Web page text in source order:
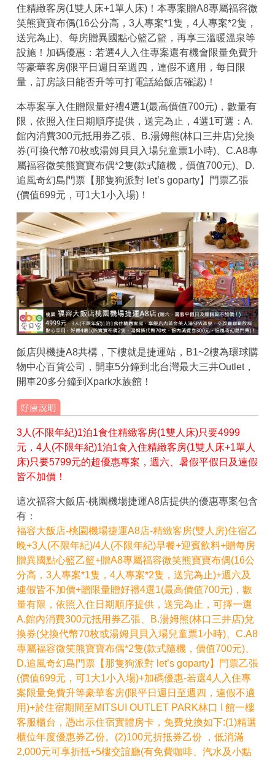
住精緻客房(1雙人床+1單人床)！本專案贈A8專屬福容微
笑熊寶寶布偶(16公分高，3人專案*1隻，4人專案*2隻，
送完為止)、每房贈異國點心籃乙籃，再享三溫暖溫泉等
設施！加碼優惠：若選4人入住專案還有機會限量免費升
等豪華客房(限平日週日至週四，連假不適用，每日限
量，訂房該日能否升等可打電話給飯店確認)！
本專案享入住贈限量好禮4選1(最高價值700元)，數量有
限，依照入住日期順序提供，送完為止，4選1可選：A.
館內消費300元抵用券乙張、B.湯姆熊(林口三井店)兌換
券(可換代幣70枚或湯姆貝貝入場兒童票1小時)、C.A8專
屬福容微笑熊寶寶布偶*2隻(款式隨機，價值700元)、D.
追風奇幻島門票【那隻狗派對 let’s goparty】門票乙張
(價值699元，可1大1小入場)！
飯店與機捷A8共構，下樓就是捷運站，B1~2樓為環球購
物中心百貨公司，開車5分鐘到北台灣最大三井Outlet，
開車20多分鐘到Xpark水族館！
3人(不限年紀)1泊1食住精緻客房(1雙人床)只要4999
元，4人(不限年紀)1泊1食入住精緻客房(1雙人床+1單人
床)只要5799元的超優惠專案，週六、暑假平假日及連假
皆不加價！
這次福容大飯店-桃園機場捷運A8店提供的優惠專案包含
有：
福容大飯店-桃園機場捷運A8店-精緻客房(雙人房)住宿乙
晚+3人(不限年紀)/4人(不限年紀)早餐+迎賓飲料+贈每房
贈異國點心籃乙籃+贈A8專屬福容微笑熊寶寶布偶(16公
分高，3人專案*1隻，4人專案*2隻，送完為止)+週六及
連假皆不加價+贈限量贈好禮4選1(最高價值700元)，數
量有限，依照入住日期順序提供，送完為止，可擇一選
A.館內消費300元抵用券乙張、B.湯姆熊(林口三井店)兌
換券(兌換代幣70枚或湯姆貝貝入場兒童票1小時)、C.A8
專屬福容微笑熊寶寶布偶*2隻(款式隨機，價值700元)、
D.追風奇幻島門票【那隻狗派對 let’s goparty】門票乙張
(價值699元，可1大1小入場)+加碼優惠-若選4人入住專
案限量免費升等豪華客房(限平日週日至週四，連假不適
用)+於住宿期間至MITSUI OUTLET PARK林口 I 館一樓
客服櫃台，憑出示住宿實體房卡，免費兌換如下:(1)精選
櫃位年度優惠券乙份。(2)100元折抵券乙份 ，低消滿
2,000元可享折抵+5樓交誼廳(有免費咖啡、汽水及小點